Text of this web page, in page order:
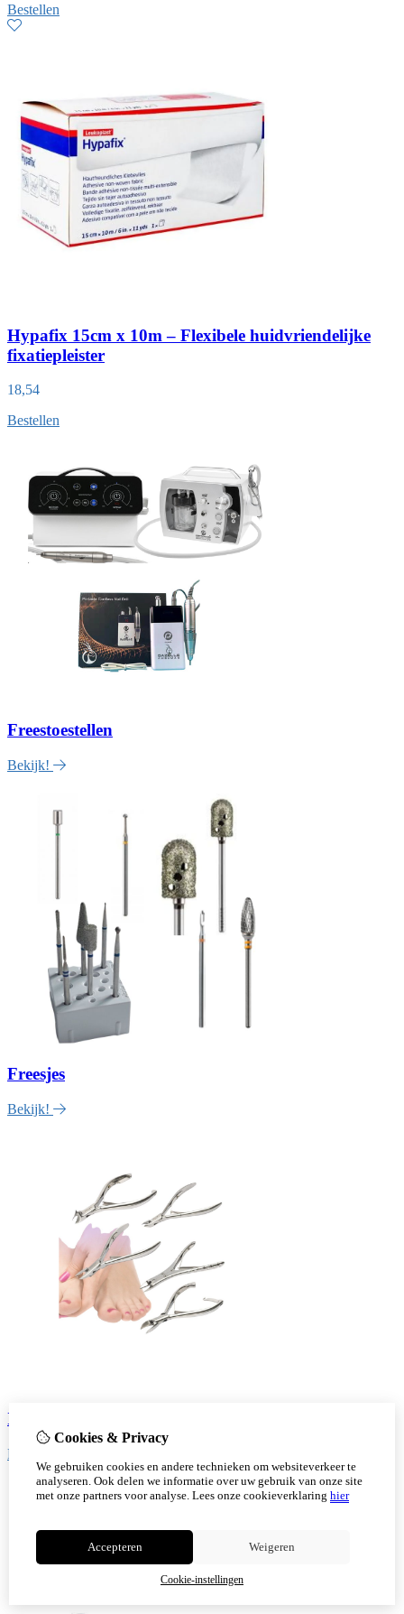
Bestellen
Hypafix 15cm x 10m – Flexibele huidvriendelijke
fixatiepleister
18,54
Bestellen
Freestoestellen
Bekijk!
Freesjes
Bekijk!
Instrumenten
Bekijk!
Cookies & Privacy
We gebruiken cookies en andere technieken om websiteverkeer te
analyseren. Ook delen we informatie over uw gebruik van onze site
met onze partners voor analyse. Lees onze cookieverklaring hier
Accepteren Weigeren
Cookie-instellingen